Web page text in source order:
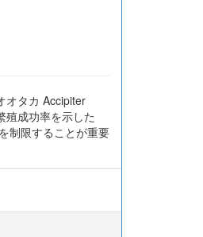
オタカ Accipiter
殖成功率を示した
制限することが重要